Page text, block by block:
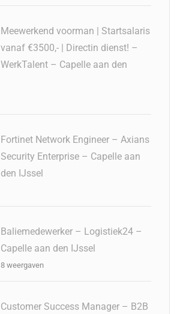
Meewerkend voorman | Startsalaris
vanaf €3500,- | Directin dienst! –
WerkTalent – Capelle aan den
Fortinet Network Engineer – Axians
Security Enterprise – Capelle aan
den IJssel
Baliemedewerker – Logistiek24 –
Capelle aan den IJssel
8 weergaven
Customer Success Manager – B2B